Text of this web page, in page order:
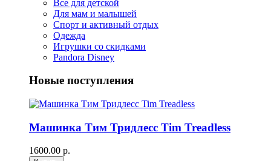
Все для детской
Для мам и малышей
Спорт и активный отдых
Одежда
Игрушки со скидками
Pandora Disney
Новые поступления
Машинка Тим Тридлесс Tim Treadless
1600.00 р.